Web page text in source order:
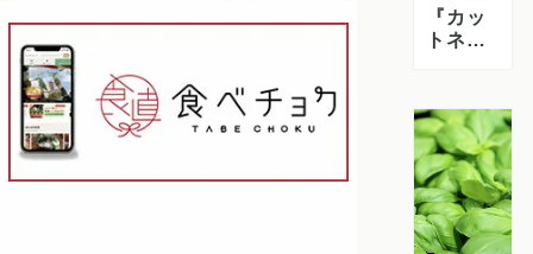
『カッ
トネギ
への取
り組み
が山陽
新聞に
掲載さ
れまし
た